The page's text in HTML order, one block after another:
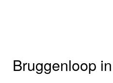
Bruggenloop